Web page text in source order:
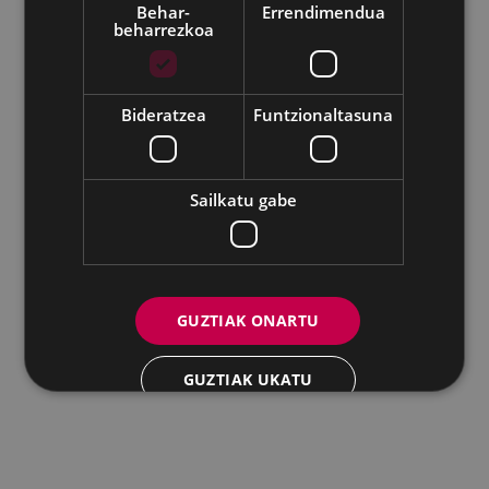
Udalaren sare sozial guztiak
Eibarko Andretxea - Isasi kalea, 11 | 20600 Eibar
Andretxea: 943 54 39 38Berdintasuna: 943 70 84 40
andretxea@eibar.eus
berdintasuna@eibar.eus
IFZ: P2003100A | DIR3 L01200300
Behar-
beharrezkoa
Errendimendua
Bideratzea Funtzionaltasuna
Sailkatu gabe
GUZTIAK ONARTU
GUZTIAK UKATU